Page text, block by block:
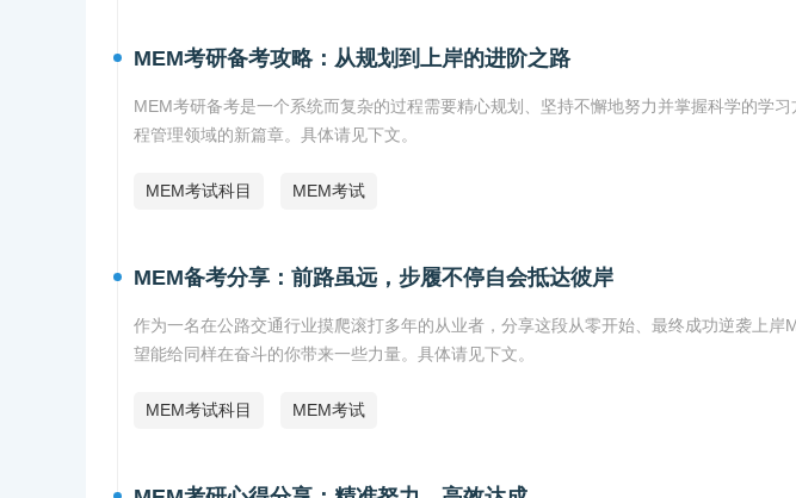
MEM考研备考攻略：从规划到上岸的进阶之路
MEM考研备考是一个系统而复杂的过程需要精心规划、坚持不懈地努力并掌握科学的学
程管理领域的新篇章。具体请见下文。
MEM考试科目 MEM考试
MEM备考分享：前路虽远，步履不停自会抵达彼岸
作为一名在公路交通行业摸爬滚打多年的从业者，分享这段从零开始、最终成功逆袭上岸
望能给同样在奋斗的你带来一些力量。具体请见下文。
MEM考试科目 MEM考试